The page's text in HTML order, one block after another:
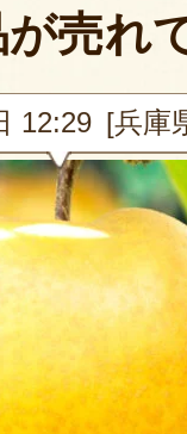
売れ
12:29 [東京